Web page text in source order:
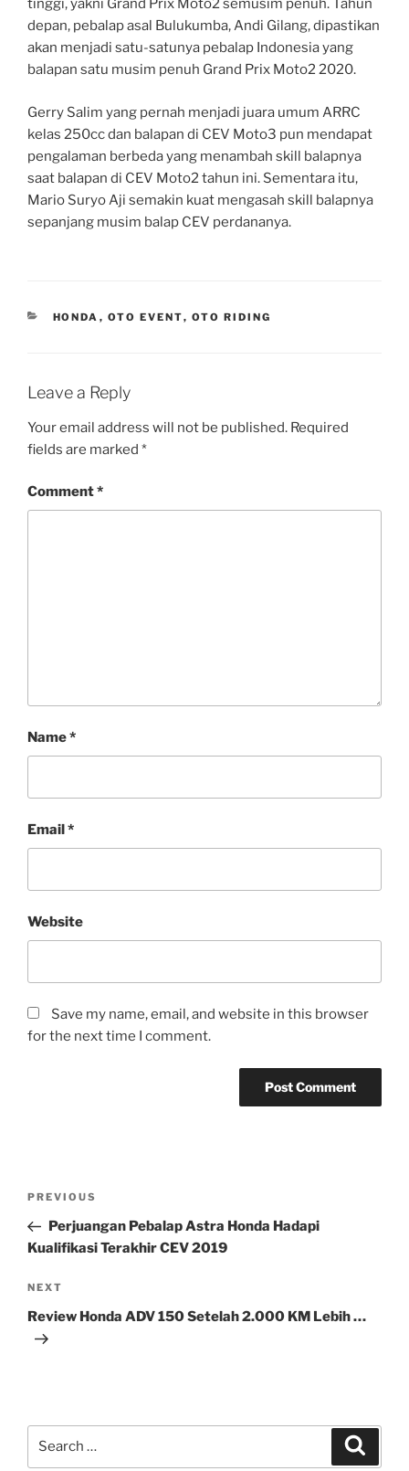
tinggi, yakni Grand Prix Moto2 semusim penuh. Tahun
depan, pebalap asal Bulukumba, Andi Gilang, dipastikan
akan menjadi satu-satunya pebalap Indonesia yang
balapan satu musim penuh Grand Prix Moto2 2020.
Gerry Salim yang pernah menjadi juara umum ARRC
kelas 250cc dan balapan di CEV Moto3 pun mendapat
pengalaman berbeda yang menambah skill balapnya
saat balapan di CEV Moto2 tahun ini. Sementara itu,
Mario Suryo Aji semakin kuat mengasah skill balapnya
sepanjang musim balap CEV perdananya.
CATEGORIES
HONDA , OTO EVENT, OTO RIDING
Leave a Reply
Your email address will not be published. Required
fields are marked *
Comment*
Name*
Email *
Website
Save my name, email, and website in this browser
for the next time I comment.
Previous
Post
PREVIOUS
Perjuangan Pebalap Astra Honda Hadapi
Kualifikasi Terakhir CEV 2019
Next
Post
NEXT
Review Honda ADV 150 Setelah 2.000 KM Lebih …